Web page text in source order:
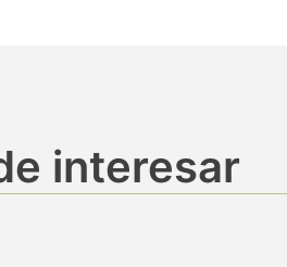
interesar